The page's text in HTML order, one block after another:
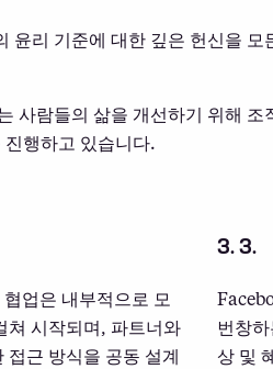
리 기준에 대한 깊은 헌신을 모
사람들의 삶을 개선하기 위해 조
행하고 있습니다.
업은 내부적으로 모
쳐 시작되며, 파트너와
접근 방식을 공동 설계
3. 3.
번창
상 및